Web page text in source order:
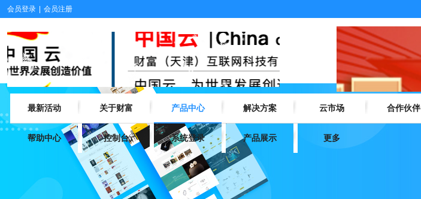
最新活动 关于财富 产品中心 解决方案 云市场 合作伙伴
帮助中心 控制台 系统登录 产品展示 更多
会员登录 会员注册